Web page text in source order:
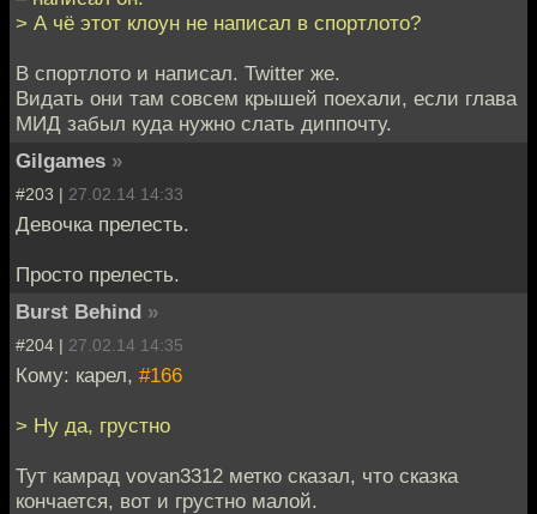
> А чё этот клоун не написал в спортлото?
В спортлото и написал. Twitter же.
Видать они там совсем крышей поехали, если глава
МИД забыл куда нужно слать диппочту.
Gilgames »
#203 | 27.02.14 14:33
Девочка прелесть.
Просто прелесть.
Burst Behind »
#204 | 27.02.14 14:35
Кому: карел, #166
> Ну да, грустно
Тут камрад vovan3312 метко сказал, что сказка
кончается, вот и грустно малой.